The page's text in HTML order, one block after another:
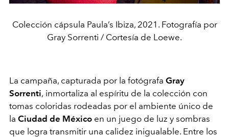
Colección cápsula Paula’s Ibiza, 2021. Fotografía por
Gray Sorrenti / Cortesía de Loewe.
La campaña, capturada por la fotógrafa Gray
Sorrenti, inmortaliza al espíritu de la colección con
tomas coloridas rodeadas por el ambiente único de
la Ciudad de México en un juego de luz y sombras
que logra transmitir una calidez inigualable. Entre los